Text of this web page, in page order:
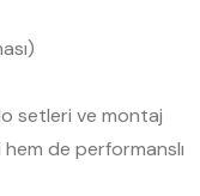
setleri ve montaj
de performanslı